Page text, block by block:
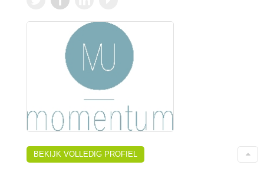
BEKIJK VOLLEDIG PROFIEL